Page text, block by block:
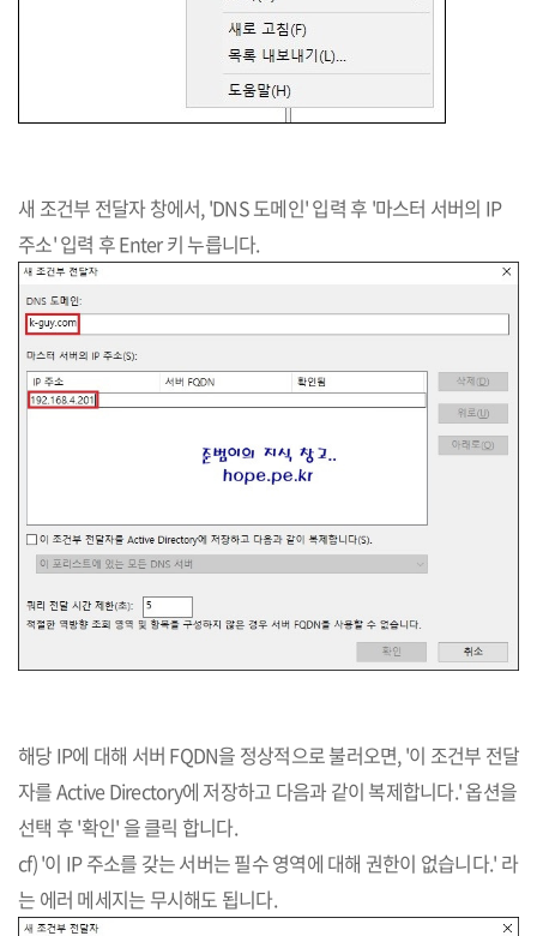
새 조건부 전달자 창에서, 'DNS 도메인' 입력 후 '마스터 서버의 IP
주소' 입력 후 Enter 키 누릅니다.
해당 IP에 대해 서버 FQDN을 정상적으로 불러오면, '이 조건부 전달
자를 Active Directory에 저장하고 다음과 같이 복제합니다.' 옵션을
선택 후 '확인' 을 클릭 합니다.
cf) '이 IP 주소를 갖는 서버는 필수 영역에 대해 권한이 없습니다.' 라
는 에러 메세지는 무시해도 됩니다.